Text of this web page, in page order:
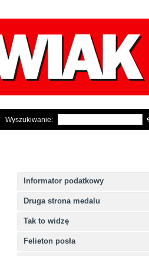
Wyszukiwanie:
Informator podatkowy
Druga strona medalu
Tak to widzę
Felieton posła